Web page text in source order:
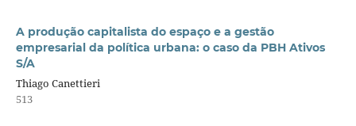
A produção capitalista do espaço e a gestão
empresarial da política urbana: o caso da PBH Ativos
S/A
Thiago Canettieri
513